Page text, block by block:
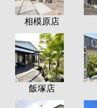
相模原店
飯塚店